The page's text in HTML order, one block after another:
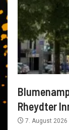
Rheydter
7. August 2026